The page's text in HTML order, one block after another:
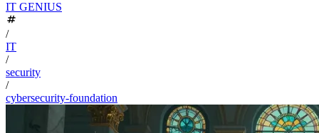
IT GENIUS
/
IT
/
security
/
cybersecurity-foundation